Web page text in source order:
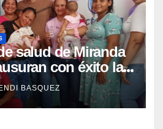
salud de Miranda
con éxito la
de la Lactancia
BASQUEZ